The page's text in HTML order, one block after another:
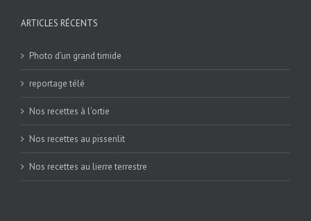
ARTICLES RÉCENTS
Photo d’un grand timide
reportage télé
Nos recettes à l’ortie
Nos recettes au pissenlit
Nos recettes au lierre terrestre